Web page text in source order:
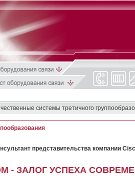
системы третичного
представительства компании
- ЗАЛОГ УСПЕХА